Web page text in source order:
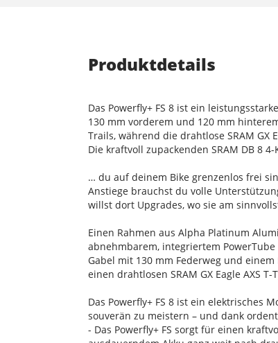
Produktdetails
Das Powerfly+ FS 8 ist ein
130 mm vorderem und 120 mm
Trails, während die drahtlose SRAM
Die kraftvoll zupackenden SRAM DB 8
… du auf deinem Bike grenzenlos frei
Anstiege brauchst du volle
willst dort Upgrades, wo sie am
Einen Rahmen aus Alpha Platinum
abnehmbarem, integriertem
Gabel mit 130 mm Federweg und
einen drahtlosen SRAM GX Eagle AXS
Das Powerfly+ FS 8 ist ein elektrisches
souverän zu meistern – und dank
- Das Powerfly+ FS sorgt für einen